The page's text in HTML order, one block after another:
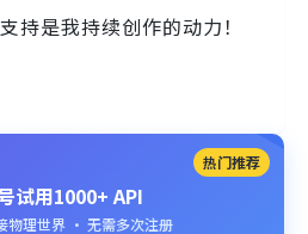
持是我持续创作的动力！
热门推荐
试用1000+ API
物理世界 · 无需多次注册